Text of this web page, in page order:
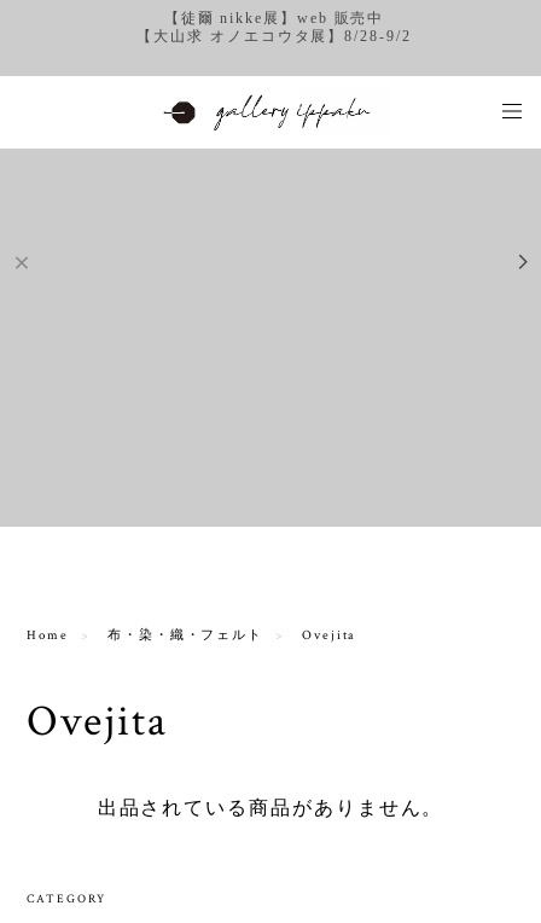
【徒爾 nikke展】web 販売中
【大山求 オノエコウタ展】8/28-9/2
Home 布・染・織・フェルト Ovejita
Ovejita
出品されている商品がありません。
CATEGORY